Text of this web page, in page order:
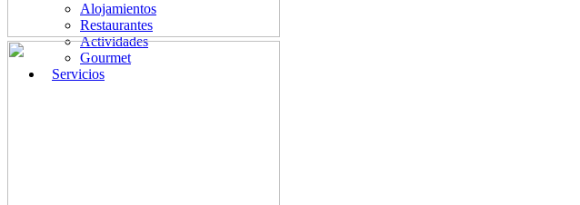
Alojamientos
Restaurantes
Actividades
Gourmet
Servicios